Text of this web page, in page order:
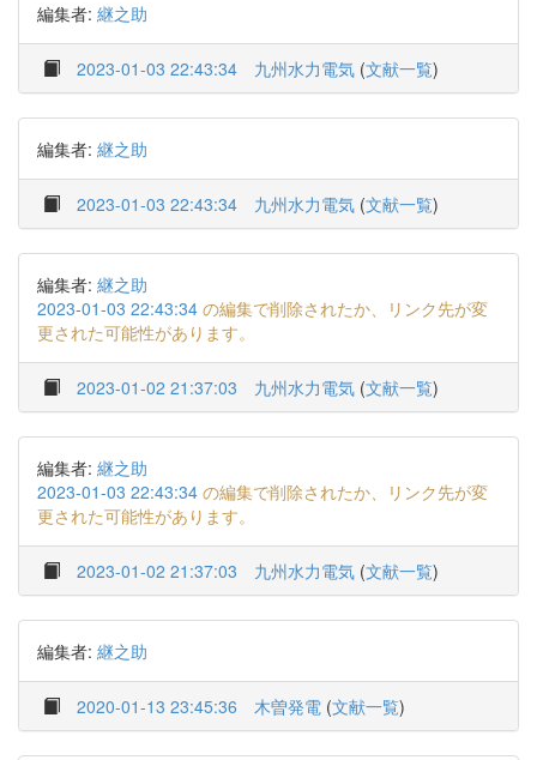
編集者: 継之助
2023-01-03 22:43:34 九州水力電気 (文献一覧)
編集者: 継之助
2023-01-03 22:43:34 九州水力電気 (文献一覧)
編集者: 継之助
2023-01-03 22:43:34 の編集で削除されたか、リンク先が変
更された可能性があります。
2023-01-02 21:37:03 九州水力電気 (文献一覧)
編集者: 継之助
2023-01-03 22:43:34 の編集で削除されたか、リンク先が変
更された可能性があります。
2023-01-02 21:37:03 九州水力電気 (文献一覧)
編集者: 継之助
2020-01-13 23:45:36 木曽発電 (文献一覧)